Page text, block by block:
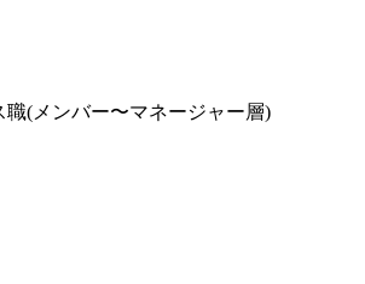
職(メンバー〜マネージャー層)